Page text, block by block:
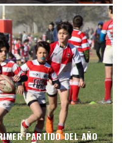
PARTIDO DEL AÑO